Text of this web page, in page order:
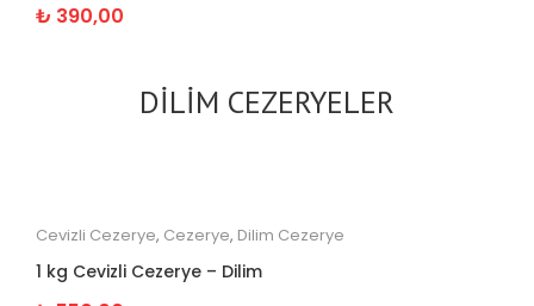
₺ 390,00
DİLİM CEZERYELER
Cevizli Cezerye, Cezerye, Dilim Cezerye
1 kg Cevizli Cezerye – Dilim